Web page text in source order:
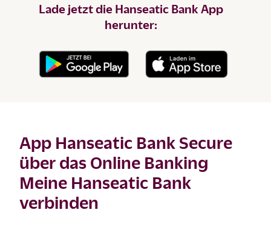
Lade jetzt die Hanseatic Bank App
herunter:
App Hanseatic Bank Secure
über das Online Banking
Meine Hanseatic Bank
verbinden